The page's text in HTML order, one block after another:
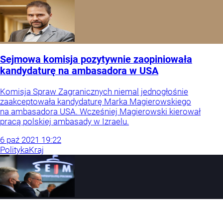
Sejmowa komisja pozytywnie zaopiniowała
kandydaturę na ambasadora w USA
Komisja Spraw Zagranicznych niemal jednogłośnie
zaakceptowała kandydaturę Marka Magierowskiego
na ambasadora USA. Wcześniej Magierowski kierował
pracą polskiej ambasady w Izraelu.
6 paź 2021 19:22
PolitykaKraj